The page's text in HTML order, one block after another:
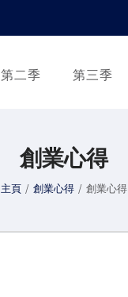
第二季 第三季
創業心得
主頁 / 創業心得 / 創業心得